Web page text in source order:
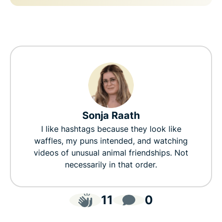
Sonja Raath
I like hashtags because they look like
waffles, my puns intended, and watching
videos of unusual animal friendships. Not
necessarily in that order.
11 0